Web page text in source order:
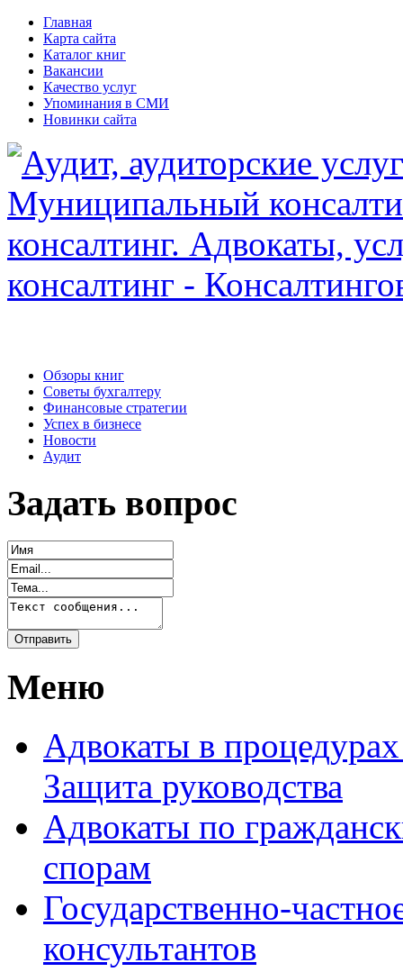
Главная
Карта сайта
Каталог книг
Вакансии
Качество услуг
Упоминания в СМИ
Новинки сайта
Обзоры книг
Советы бухгалтеру
Финансовые стратегии
Успех в бизнесе
Новости
Аудит
Задать вопрос
Меню
Адвокаты в
Защита руководства
Адвокаты по
спорам
Государственно-
консультантов